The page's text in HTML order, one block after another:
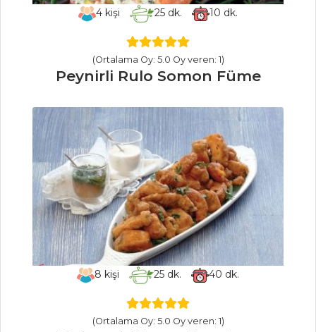
Tamtak Tiridi
ÜRÜNLERİ GÜVECİ
BİFTEKLİ SEBZE
Et Yemekleri Tüm
Tarifleri
İÇECEKLER
Elma Şerbeti
Reyhan Şerbeti
Zerdeçallı Ayran
4 kişi 25dk. 10 dk.
(Ortalama Oy: 5.0 Oy veren: 1)
Peynirli Rulo Somon Füme
8 kişi 25dk. 40 dk.
(Ortalama Oy: 5.0 Oy veren: 1)